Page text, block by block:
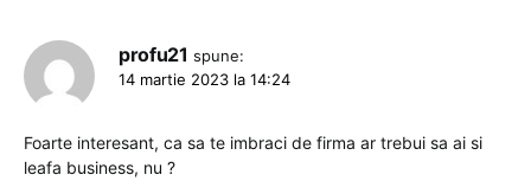
profu21 spune:
14 martie 2023 la 14:24
Foarte interesant, ca sa te imbraci de firma ar trebui sa ai si
leafa business, nu ?